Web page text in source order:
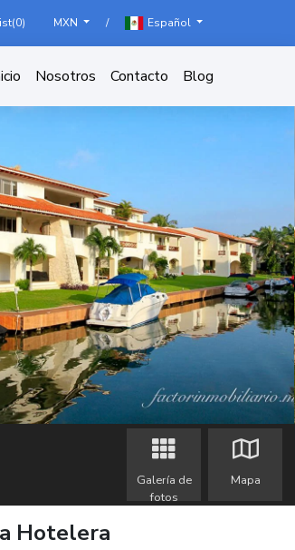
0) MXN / Español
Nosotros Contacto Blog
Galería de
fotos
Mapa
Hotelera